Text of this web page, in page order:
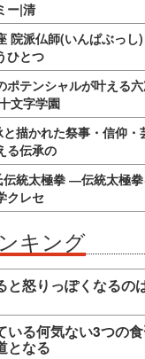
ー|清
院派仏師(いんぱぶっし
ひとつ
ポテンシャルが叶える
文字学園
描かれた祭事・信仰
る伝承の
伝統太極拳 ―伝統太極
クレセ
キング
と怒りっぽくなるの
いる何気ない3つの
となる